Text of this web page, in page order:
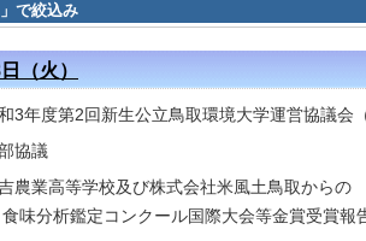
」で絞込み
（火）
年度第2回新生公立鳥取環境大学運営協議会（
協議
業高等学校及び株式会社米風土鳥取からの
鑑定コンクール国際大会等金賞受賞報